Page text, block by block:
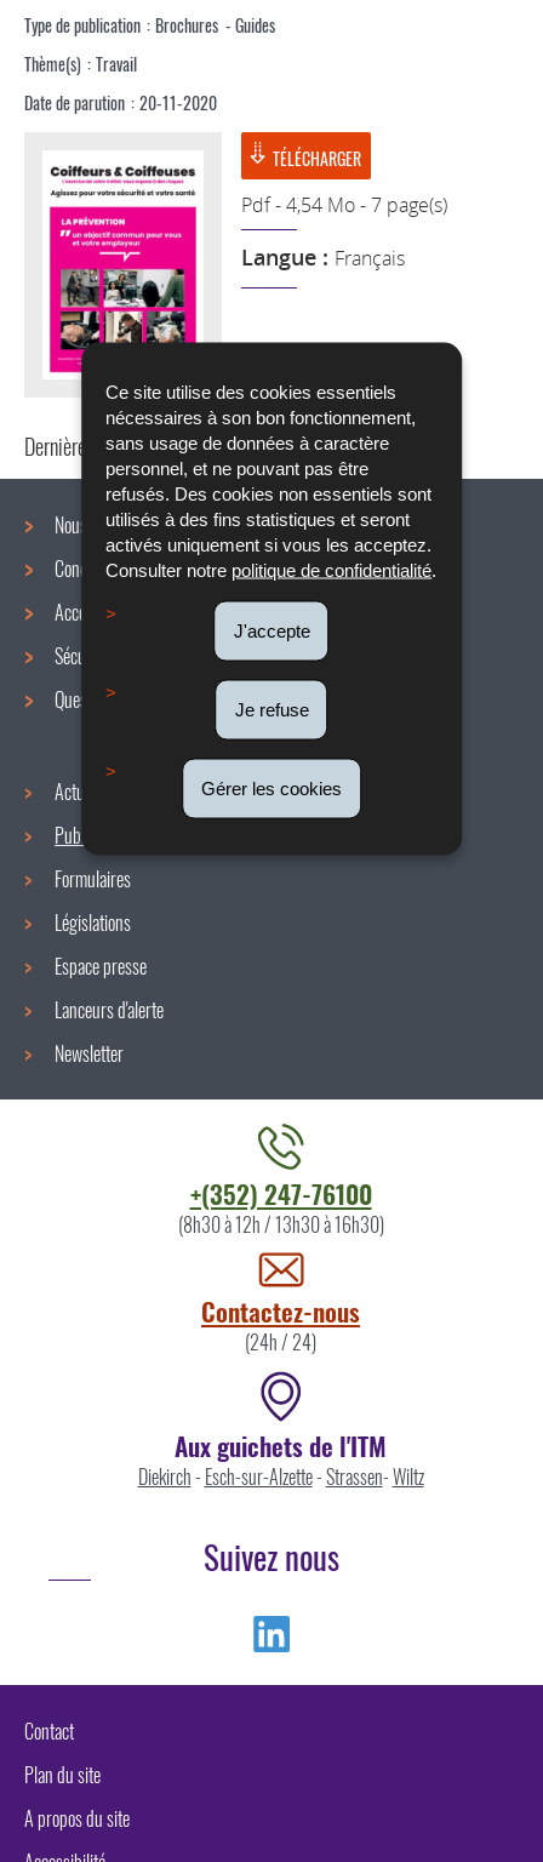
Ce site utilise des cookies essentiels
nécessaires à son bon fonctionnement,
sans usage de données à caractère
personnel, et ne pouvant pas être
refusés. Des cookies non essentiels sont
utilisés à des fins statistiques et seront
activés uniquement si vous les acceptez.
Consulter notre politique de confidentialité.
J'accepte
Je refuse
Gérer les cookies
Type de publication Brochures - Guides
Thème(s) Travail
Date de parution 20-11-2020
Langue : Français
Pdf - 4,54 Mo - 7 page(s)
TÉLÉCHARGER
Dernière mise à jour25/11/2020
Menu
de
navigation
Nous connaître
Conditions de travail
Accords collectifs
Sécurité / Santé au travail
Questions / réponses
Actualités
Publications
Formulaires
Législations
Espace presse
Lanceurs d'alerte
Newsletter
+(352) 247-76100
(8h30 à 12h / 13h30 à 16h30)
Contactez-nous
(24h / 24)
Aux guichets de l'ITM
Diekirch- Esch-sur-Alzette-Strassen-Wiltz
Suivez nous
Contact
Plan du site
A propos du site